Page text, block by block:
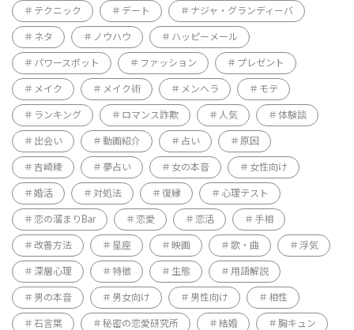
テクニック デート ナジャ・グランディーバ
ネタ ノウハウ ハッピーメール
パワースポット ファッション プレゼント
メイク メイク術 メンヘラ モテ
ランキング ロマンス詐欺 人気 体験談
出会い 動画紹介 占い 原因
吉崎綾 夢占い 女の本音 女性向け
婚活 対処法 復縁 心理テスト
恋の溜まりBar 恋愛 恋活 手相
改善方法 星座 映画 歌・曲 浮気
深層心理 特徴 生態 用語解説
男の本音 男女向け 男性向け 相性
石言葉 秘密の恋愛研究所 結婚 胸キュン